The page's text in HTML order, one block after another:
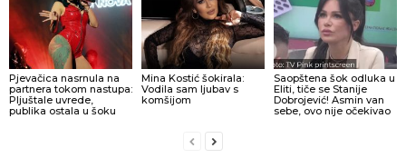
Pjevačica nasrnula na
partnera tokom nastupa:
Pljuštale uvrede,
publika ostala u šoku
Mina Kostić šokirala:
Vodila sam ljubav s
komšijom
Saopštena šok odluka u
Eliti, tiče se Stanije
Dobrojević! Asmin van
sebe, ovo nije očekivao